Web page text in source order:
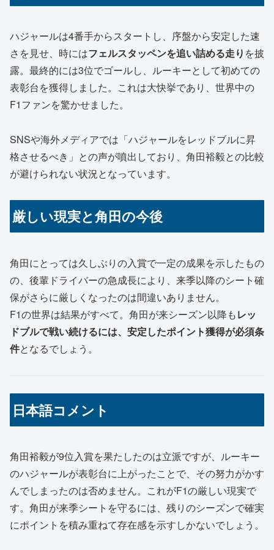
ハジャールは4番手からスタートし、序盤から安定した速
さを見せ、時にはフェルスタッペンを追い詰める走り を披
露。最終的には3位でゴールし、ルーキーとして初めての
表彰台を獲得しました。これは大快挙であり、世界中の
F1ファンを驚かせました。
SNSや海外メディアでは「ハジャールをレッドブルに昇
格させるべき」との声が噴出しており、角田裕毅との比較
が避けられない状況となっています。
厳しい現実と角田の今後
角田にとっては久しぶりの入賞で一定の成果を示したもの
の、後輩ドライバーの急成長により、来季以降のシート確
保がさらに厳しくなったのは間違いありません。
F1の世界は結果がすべて。角田が来シーズン以降もレッ
ドブルで戦い続けるには、安定したポイント獲得が必須条
件となるでしょう。
日本語コメント
角田裕毅が9位入賞を果たしたのは立派ですが、ルーキー
のハジャールが表彰台に上がったことで、その努力がかす
んでしまったのは否めません。これがF1の厳しい現実で
す。角田が来季シートを守るには、残りのシーズンで確実
にポイントを積み重ねて存在感を示すしかないでしょう。